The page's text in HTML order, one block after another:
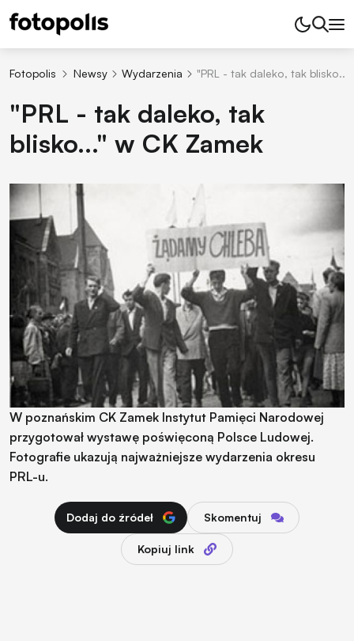
Fotopolis Newsy Wydarzenia "PRL - tak daleko, tak
"PRL - tak daleko, tak
blisko..." w CK Zamek
W poznańskim CK Zamek Instytut Pamięci Narodowej
przygotował wystawę poświęconą Polsce Ludowej.
Fotografie ukazują najważniejsze wydarzenia okresu
PRL-u.
Dodaj do źródeł Skomentuj
Kopiuj link